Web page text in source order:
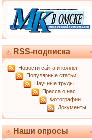
RSS-подписка
Новости сайта и коллег
Популярные статьи
Научные труды
Пресса о нас
Фотографии
Документы
Наши опросы